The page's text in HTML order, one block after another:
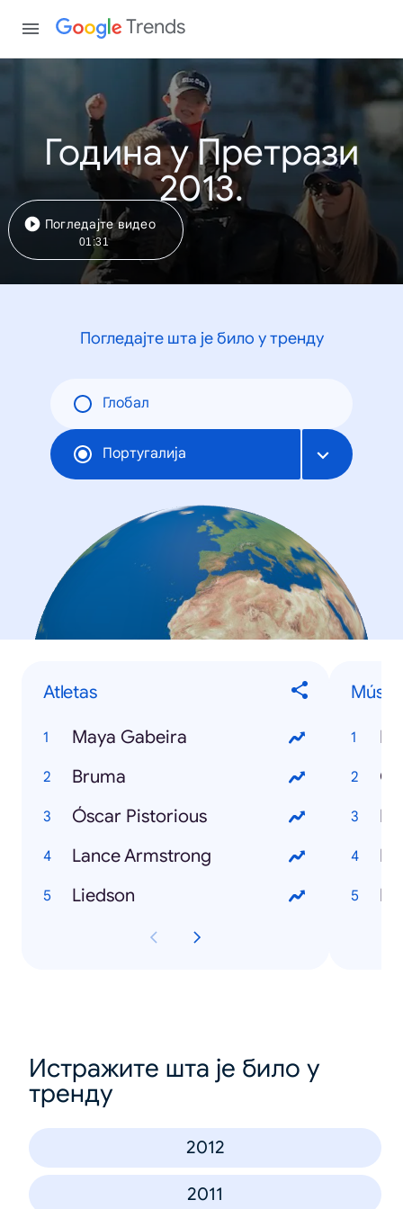
Trends
Година у Претрази
2013.
Погледајте видео
01:31
Погледајте шта је било у тренду
Глобал
Португалија
Atletas
Maya Gabeira
Bruma
Óscar Pistorious
Lance Armstrong
Liedson
I
Истражите шта је било у
тренду
2012
2011